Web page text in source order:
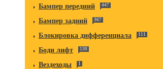
Бампер передний 447
Бампер задний 367
Блокировка дифференциала 111
Боди лифт 130
Вездеходы 1